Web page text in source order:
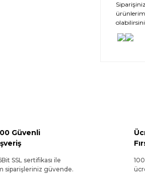
Güvenli
SSL sertifikası ile
siparişleriniz güvende.